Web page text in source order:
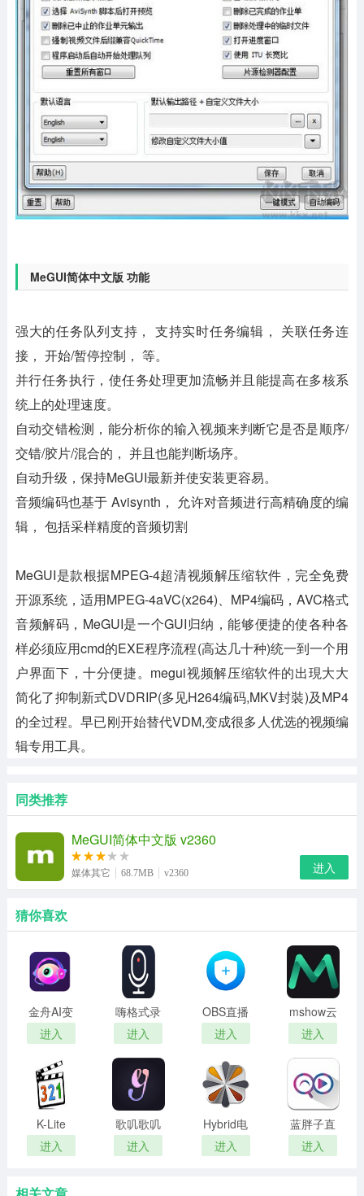
MeGUI简体中文版 功能
强大的任务队列支持， 支持实时任务编辑， 关联任务连
接， 开始/暂停控制， 等。
并行任务执行，使任务处理更加流畅并且能提高在多核系
统上的处理速度。
自动交错检测，能分析你的输入视频来判断它是否是顺序/
交错/胶片/混合的， 并且也能判断场序。
自动升级，保持MeGUI最新并使安装更容易。
音频编码也基于 Avisynth， 允许对音频进行高精确度的编
辑， 包括采样精度的音频切割
MeGUI是款根据MPEG-4超清视频解压缩软件，完全免费
开源系统，适用MPEG-4aVC(x264)、MP4编码，AVC格式
音频解码，MeGUI是一个GUI归纳，能够便捷的使各种各
样必须应用cmd的EXE程序流程(高达几十种)统一到一个用
户界面下，十分便捷。megui视频解压缩软件的出現大大
简化了抑制新式DVDRIP(多见H264编码,MKV封裝)及MP4
的全过程。早已刚开始替代VDM,变成很多人优选的视频编
辑专用工具。
同类推荐
MeGUI简体中文版 v2360
媒体其它 68.7MB v2360 进入
猜你喜欢
金舟AI变
声器官方
版
进入
嗨格式录
音大师绿
色版
进入
OBS直播
管家
进入
mshow云
导播
进入
K-Lite
Codec
Pack
进入
歌叽歌叽
最新版
进入
Hybrid电
脑版官网
2024最新
进入
蓝胖子直
播助手聚
星PC版
进入